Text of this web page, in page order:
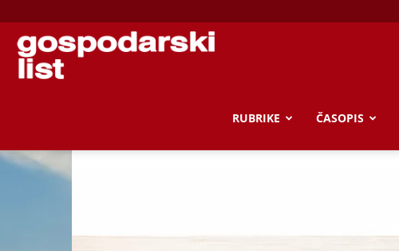
Gospodarski
RUBRIKE ČASOPIS